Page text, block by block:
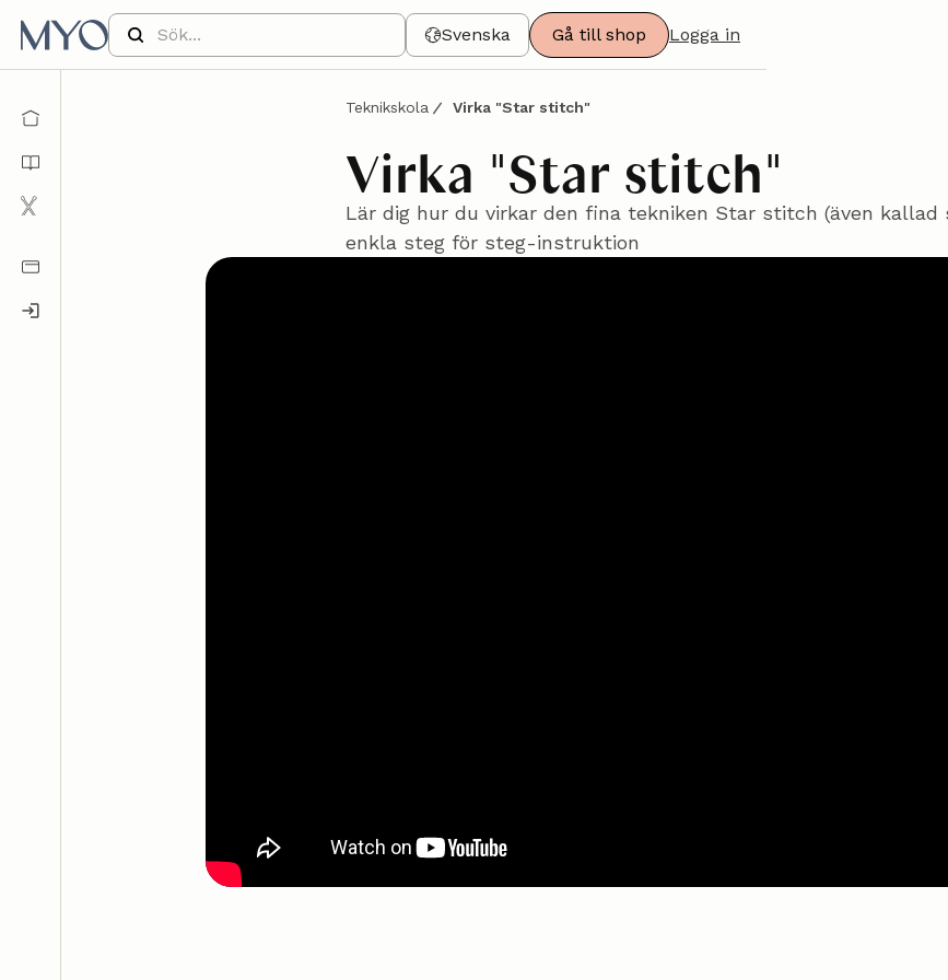
Svenska Gå till shop Logga in
Teknikskola Virka "Star stitch"
Virka "Star stitch"
Lär dig hur du virkar den fina tekniken Star stitch (även kallad
enkla steg för steg-instruktion